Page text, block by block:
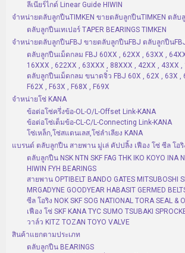
ลีเนียร์ไกด์ Linear Guide HIWIN
จำหน่ายตลับลูกปืนTIMKEN ขายตลับลูกปืนTIMKEN ตลับลู
ตลับลูกปืนเทเปอร์ TAPER BEARINGS TIMKEN
จำหน่ายตลับลูกปืนFBJ ขายตลับลูกปืนFBJ ตลับลูกปืน
ตลับลูกปืนเม็ดกลม FBJ 60XX , 62XX , 63XX ,
16XXX , 622XX , 63XXX , 88XXX , 42XX , 43XX ,
ตลับลูกปืนเม็ดกลม ขนาดจิ๋ว FBJ 60X , 62X , 63X ,
F62X , F63X , F68X , F69X
จำหน่ายโซ่ KANA
ข้อต่อโซ่ครึ่งข้อ-OL-O/L-Offset Link-KANA
ข้อต่อโซ่เต็มข้อ-CL-C/L-Connecting Link-KANA
โซ่เหล็ก,โซ่สแตนเลส,โซ่ลำเลียง KANA
แบรนด์ ตลับลูกปืน สายพาน มู่เล่ คัปปลิ้ง เฟือง โซ่ ซีล โอริ
ตลับลูกปืน NSK NTN SKF FAG THK IKO KOYO INA
HIWIN FYH BEARINGS
สายพาน OPTIBELT BANDO GATES MITSUBOSHI
MRGADYNE GOODYEAR HABASIT GERMED
ซีล โอริง NOK SKF SOG NATIONAL TORA SEAL &
เฟือง โซ่ SKF KANA TYC SUMO TSUBAKI
วาล์ว KITZ TOZAN TOYO VALVE
สินค้าแยกตามประเภท
ตลับลูกปืน BEARINGS